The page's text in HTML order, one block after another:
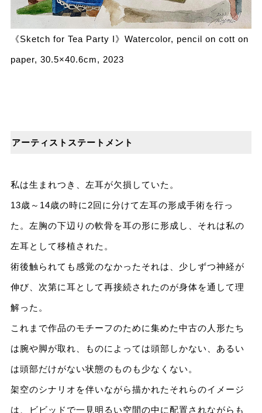
《Sketch for Tea Party I》Watercolor, pencil on cott on
paper, 30.5×40.6cm, 2023
アーティストステートメント
私は生まれつき、左耳が欠損していた。
13歳～14歳の時に2回に分けて左耳の形成手術を行っ
た。左胸の下辺りの軟骨を耳の形に形成し、それは私の
左耳として移植された。
術後触られても感覚のなかったそれは、少しずつ神経が
伸び、次第に耳として再接続されたのが身体を通して理
解った。
これまで作品のモチーフのために集めた中古の人形たち
は腕や脚が取れ、ものによっては頭部しかない、あるい
は頭部だけがない状態のものも少なくない。
架空のシナリオを伴いながら描かれたそれらのイメージ
は、ビビッドで一見明るい空間の中に配置されながらも